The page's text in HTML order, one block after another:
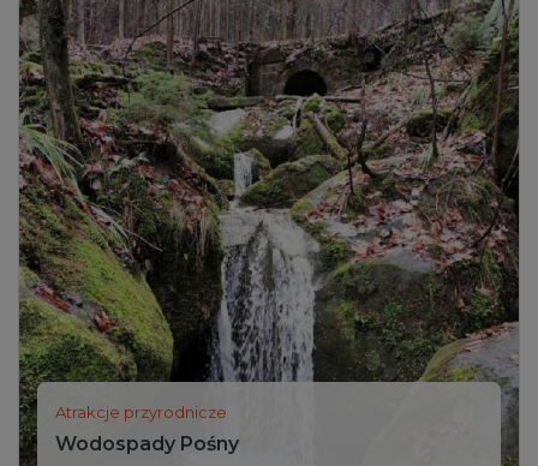
Atrakcje przyrodnicze
Wodospady Pośny